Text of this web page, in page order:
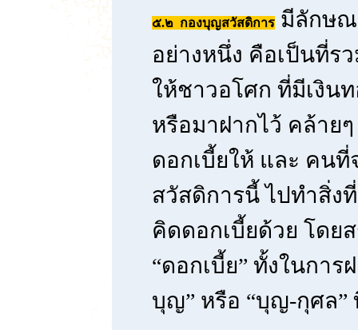
๕.๒ กองบุญสวัสดิการ มีลักษณ
อย่างหนึ่ง คือเป็นที่ร
ให้ชาวอโศก ที่มีเงิน
หรือมาฝากไว้ คล้าย
ดอกเบี้ยให้ และ คน
สวัสดิการนี้ ไปทำสิ่ง
คิดดอกเบี้ยด้วย โดย
“ดอกเบี้ย” ทั้งในกา
บุญ” หรือ “บุญ-กุศล”